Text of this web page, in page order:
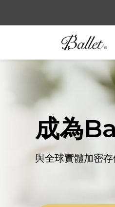
成為
與全球實體加密